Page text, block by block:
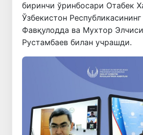
биринчи ўринбосари Отабек
Ўзбекистон
Фавқулодда ва Мухтор
Рустамбаев билан учрашди.